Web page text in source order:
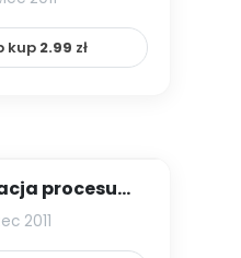
kup 2.99 zł
procesu
co dalej?
2011